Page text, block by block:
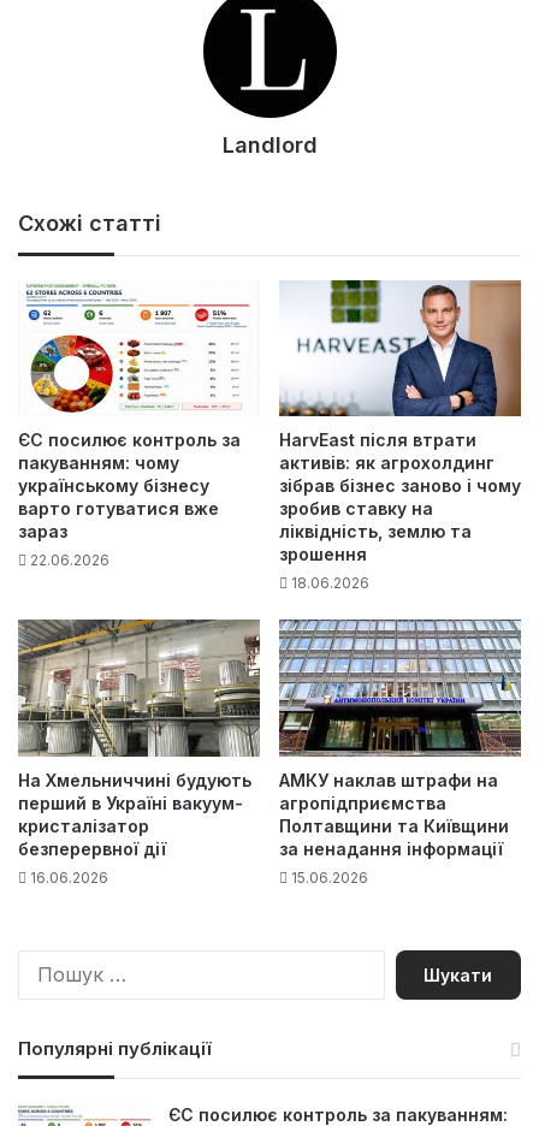
Landlord
Схожі статті
ЄС посилює контроль за
пакуванням: чому
українському бізнесу
варто готуватися вже
зараз
22.06.2026
HarvEast після втрати
активів: як агрохолдинг
зібрав бізнес заново і чому
зробив ставку на
ліквідність, землю та
зрошення
18.06.2026
На Хмельниччині будують
перший в Україні вакуум-
кристалізатор
безперервної дії
16.06.2026
АМКУ наклав штрафи на
агропідприємства
Полтавщини та Київщини
за ненадання інформації
15.06.2026
П
Популярні публікації
ЄС посилює контроль за пакуванням: